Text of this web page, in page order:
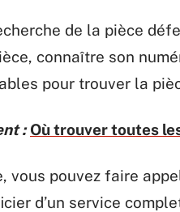
de la pièce
connaître son
pour trouver la
: Où trouver toutes
vous pouvez faire
d’un service